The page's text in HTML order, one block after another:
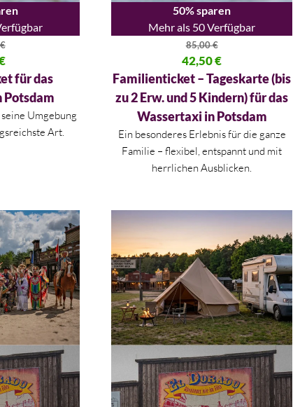
€
16,00 €
€.für das
Potsdam
Umgebung
Art.
50% sparen
Mehr als 50 Verfügbar
85,00€
Ursprünglicher Preis war: 85,00 €
42,50€
Aktueller Preis ist: 42,50 €.
Familienticket – Tageskarte (bis
zu 2 Erw. und 5 Kindern) für das
Wassertaxi in Potsdam
Ein besonderes Erlebnis für die ganze
Familie – flexibel, entspannt und mit
herrlichen Ausblicken.